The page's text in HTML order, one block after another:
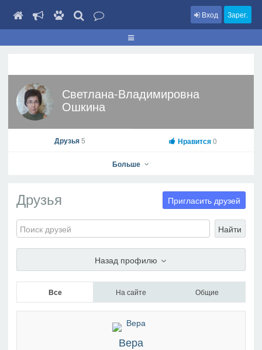
Вход Зарег.
Светлана-Владимировна
Ошкина
Светлана-Владимировна Ошкина
На профиль
Фото Видео
Друзья5 Нравится0
Больше
Друзья
Найти
Пригласить друзей
Назад профилю
Все На сайте Общие
Вера